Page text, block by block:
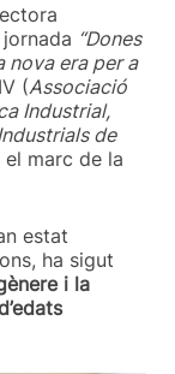
“Dones
nova era per a
(Associació
Industrial,
de
marc de la
estat
ha sigut
i la